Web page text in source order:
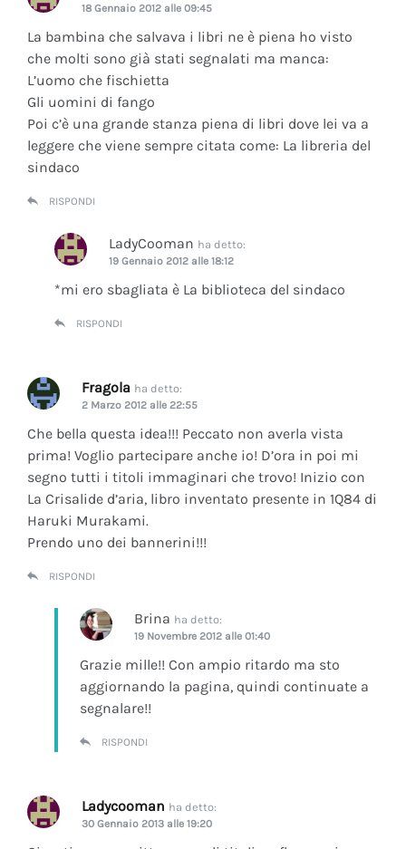
18 Gennaio 2012 alle 09:45
La bambina che salvava i libri ne è piena ho visto
che molti sono già stati segnalati ma manca:
L’uomo che fischietta
Gli uomini di fango
Poi c’è una grande stanza piena di libri dove lei va a
leggere che viene sempre citata come: La libreria del
sindaco
RISPONDI
LadyCooman ha detto:
19 Gennaio 2012 alle 18:12
*mi ero sbagliata è La biblioteca del sindaco
RISPONDI
Fragola ha detto:
2 Marzo 2012 alle 22:55
Che bella questa idea!!! Peccato non averla vista
prima! Voglio partecipare anche io! D’ora in poi mi
segno tutti i titoli immaginari che trovo! Inizio con
La Crisalide d’aria, libro inventato presente in 1Q84 di
Haruki Murakami.
Prendo uno dei bannerini!!!
RISPONDI
Brina ha detto:
19 Novembre 2012 alle 01:40
Grazie mille!! Con ampio ritardo ma sto
aggiornando la pagina, quindi continuate a
segnalare!!
RISPONDI
Ladycooman ha detto:
30 Gennaio 2013 alle 19:20